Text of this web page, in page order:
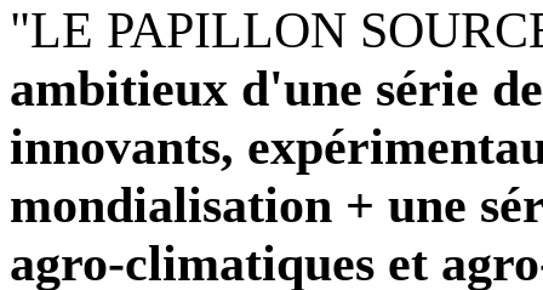
"LE PAPILLON
ambitieux d'une série
innovants,
mondialisation + une
agro-climatiques et